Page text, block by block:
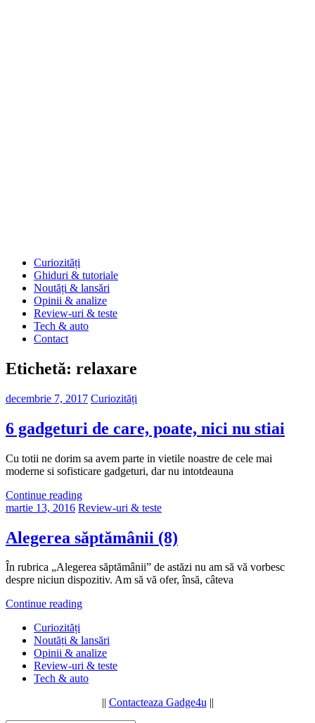
Curiozități
Ghiduri & tutoriale
Noutăți & lansări
Opinii & analize
Review-uri & teste
Tech & auto
Contact
Etichetă: relaxare
decembrie 7, 2017 Curiozități
6 gadgeturi de care, poate, nici nu stiai
Cu totii ne dorim sa avem parte in vietile noastre de cele mai
moderne si sofisticare gadgeturi, dar nu intotdeauna
Continue reading
martie 13, 2016 Review-uri & teste
Alegerea săptămânii (8)
În rubrica „Alegerea săptămânii” de astăzi nu am să vă vorbesc
despre niciun dispozitiv. Am să vă ofer, însă, câteva
Continue reading
Curiozități
Noutăți & lansări
Opinii & analize
Review-uri & teste
Tech & auto
|| Contacteaza Gadge4u||